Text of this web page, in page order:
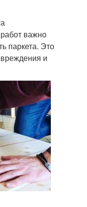
важно
паркета. Это
и